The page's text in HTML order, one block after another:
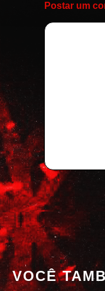
Postar um
VOCÊ